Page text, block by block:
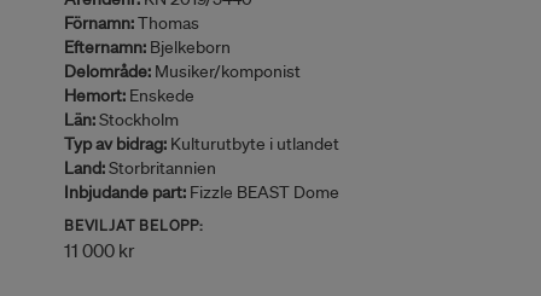
Förnamn:Thomas
Efternamn: Bjelkeborn
Delområde: Musiker/komponist
Hemort: Enskede
Län:Stockholm
Typ av bidrag: Kulturutbyte i utlandet
Land:Storbritannien
Inbjudande part: Fizzle BEAST Dome
BEVILJAT BELOPP:
11 000 kr